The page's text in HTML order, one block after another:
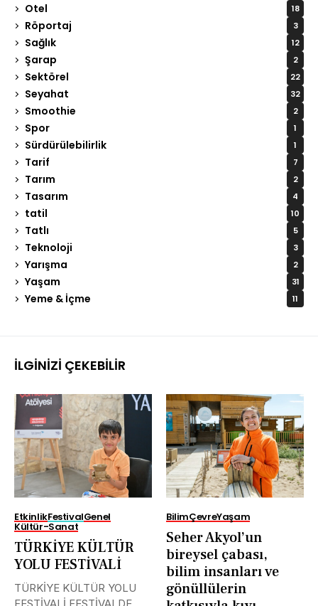
Otel 18
Röportaj 3
Sağlık 12
Şarap 2
Sektörel 22
Seyahat 32
Smoothie 2
Spor 1
Sürdürülebilirlik 1
Tarif 7
Tarım 2
Tasarım 4
tatil 10
Tatlı 5
Teknoloji 3
Yarışma 2
Yaşam 31
Yeme & İçme 11
İLGINIZI ÇEKEBILIR
EtkinlikFestivalGenel
Kültür-Sanat
TÜRKİYE KÜLTÜR
YOLU FESTİVALİ
TÜRKİYE KÜLTÜR YOLU
FESTİVALİ FESTİVALDE
BilimÇevreYaşam
Seher Akyol’un
bireysel çabası,
bilim insanları ve
gönüllülerin